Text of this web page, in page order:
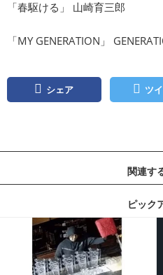
「春駆ける」 山崎育三郎
「MY GENERATION」
シェア ツ
関連す
ピック
記事を読む